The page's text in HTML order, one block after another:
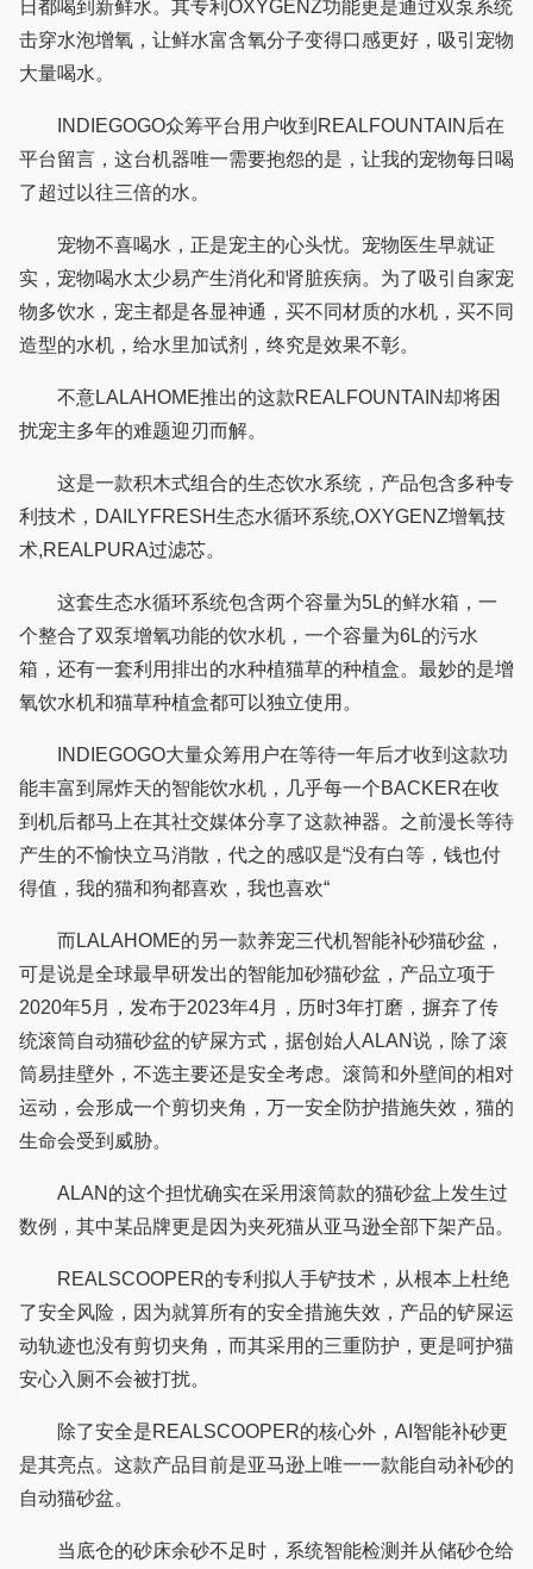
日都喝到新鲜水。其专利OXYGENZ功能更是通过双泵系统
击穿水泡增氧，让鲜水富含氧分子变得口感更好，吸引宠物
大量喝水。
INDIEGOGO众筹平台用户收到REALFOUNTAIN后在
平台留言，这台机器唯一需要抱怨的是，让我的宠物每日喝
了超过以往三倍的水。
宠物不喜喝水，正是宠主的心头忧。宠物医生早就证
实，宠物喝水太少易产生消化和肾脏疾病。为了吸引自家宠
物多饮水，宠主都是各显神通，买不同材质的水机，买不同
造型的水机，给水里加试剂，终究是效果不彰。
不意LALAHOME推出的这款REALFOUNTAIN却将困
扰宠主多年的难题迎刃而解。
这是一款积木式组合的生态饮水系统，产品包含多种专
利技术，DAILYFRESH生态水循环系统,OXYGENZ增氧技
术,REALPURA过滤芯。
这套生态水循环系统包含两个容量为5L的鲜水箱，一
个整合了双泵增氧功能的饮水机，一个容量为6L的污水
箱，还有一套利用排出的水种植猫草的种植盒。最妙的是增
氧饮水机和猫草种植盒都可以独立使用。
INDIEGOGO大量众筹用户在等待一年后才收到这款功
能丰富到屌炸天的智能饮水机，几乎每一个BACKER在收
到机后都马上在其社交媒体分享了这款神器。之前漫长等待
产生的不愉快立马消散，代之的感叹是“没有白等，钱也付
得值，我的猫和狗都喜欢，我也喜欢“
而LALAHOME的另一款养宠三代机智能补砂猫砂盆，
可是说是全球最早研发出的智能加砂猫砂盆，产品立项于
2020年5月，发布于2023年4月，历时3年打磨，摒弃了传
统滚筒自动猫砂盆的铲屎方式，据创始人ALAN说，除了滚
筒易挂壁外，不选主要还是安全考虑。滚筒和外壁间的相对
运动，会形成一个剪切夹角，万一安全防护措施失效，猫的
生命会受到威胁。
ALAN的这个担忧确实在采用滚筒款的猫砂盆上发生过
数例，其中某品牌更是因为夹死猫从亚马逊全部下架产品。
REALSCOOPER的专利拟人手铲技术，从根本上杜绝
了安全风险，因为就算所有的安全措施失效，产品的铲屎运
动轨迹也没有剪切夹角，而其采用的三重防护，更是呵护猫
安心入厕不会被打扰。
除了安全是REALSCOOPER的核心外，AI智能补砂更
是其亮点。这款产品目前是亚马逊上唯一一款能自动补砂的
自动猫砂盆。
当底仓的砂床余砂不足时，系统智能检测并从储砂仓给